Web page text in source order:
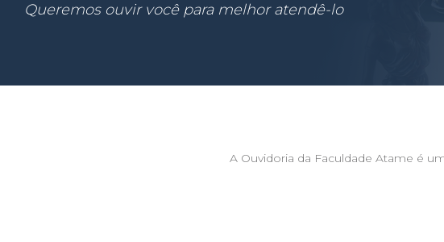
Queremos ouvir você para melhor atendê-lo
A Ouvidoria da Faculdade Atame é